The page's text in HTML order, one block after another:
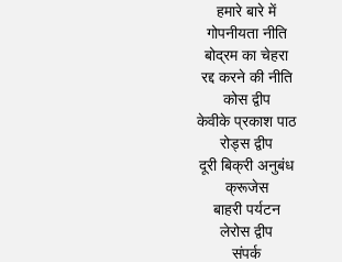
हमारे बारे में
गोपनीयता नीति
बोद्रम का चेहरा
रद्द करने की नीति
कोस द्वीप
केवीके प्रकाश पाठ
रोड्स द्वीप
दूरी बिक्री अनुबंध
क्रूजेस
बाहरी पर्यटन
लेरोस द्वीप
संपर्क